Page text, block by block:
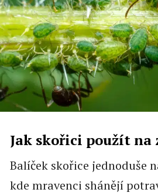
Jak skořici použít na
Balíček skořice jednoduše
kde mravenci shánějí